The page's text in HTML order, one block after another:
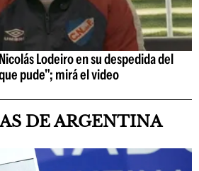
Lodeiro en su despedida del
pude"; mirá el video
DE ARGENTINA